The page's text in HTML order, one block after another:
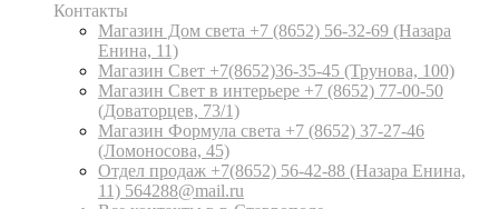
Контакты
Магазин Дом света +7 (8652) 56-32-69 (Назара
Енина, 11)
Магазин Свет +7(8652)36-35-45 (Трунова, 100)
Магазин Свет в интерьере +7 (8652) 77-00-50
(Доваторцев, 73/1)
Магазин Формула света +7 (8652) 37-27-46
(Ломоносова, 45)
Отдел продаж +7(8652) 56-42-88 (Назара Енина,
11) 564288@mail.ru